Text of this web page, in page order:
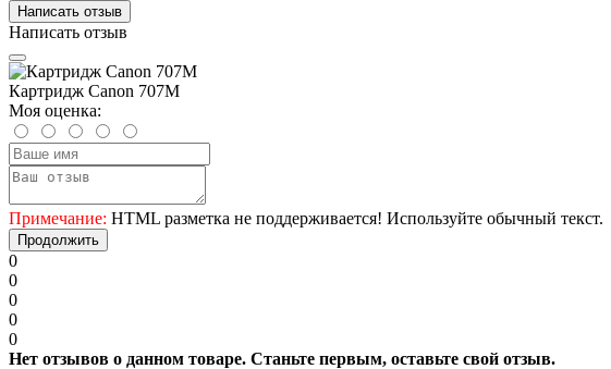
Написать отзыв
Написать отзыв
Картридж Canon 707M
Моя оценка:
Примечание: HTML разметка не поддерживается! Используйте обычный текст.
Продолжить
0
0
0
0
0
Нет отзывов о данном товаре. Станьте первым, оставьте свой отзыв.